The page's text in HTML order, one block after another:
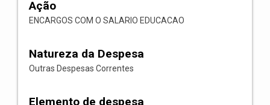
Ação
ENCARGOS COM O SALARIO EDUCACAO
Natureza da Despesa
Outras Despesas Correntes
Elemento de despesa